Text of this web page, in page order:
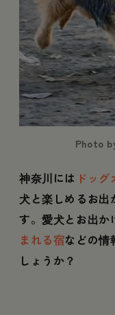
Photo
神奈川には ドッグ
犬と楽しめるお出
す。愛犬とお出か
まれる宿などの情
しょうか？